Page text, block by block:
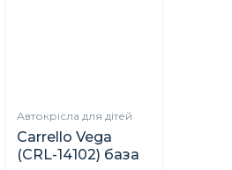
Автокрісла для дітей
Carrello Vega
(CRL-14102) база